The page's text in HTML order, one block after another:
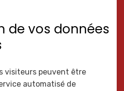
de vos données
visiteurs peuvent être
automatisé de